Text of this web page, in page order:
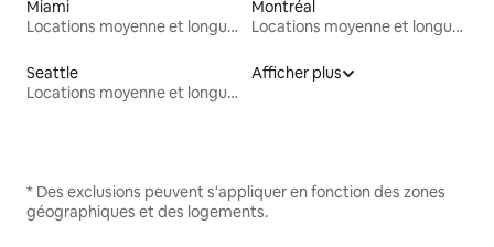
Miami
Locations moyenne et longue durée
Montréal
Locations moyenne et longue durée
Seattle
Locations moyenne et longue durée
Afficher plus
* Des exclusions peuvent s'appliquer en fonction des zones
géographiques et des logements.